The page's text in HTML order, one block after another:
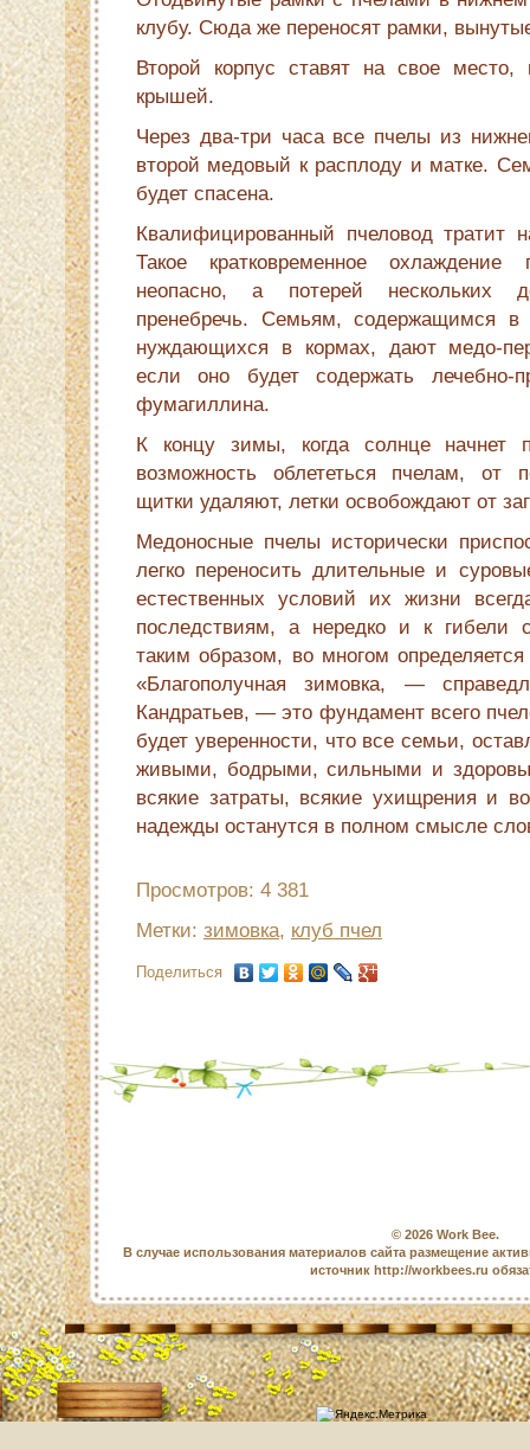
клубу. Сюда же переносят рамки,
Второй корпус ставят на свое место,
крышей.
Через два-три часа все пчелы из
второй медовый к расплоду и матке.
будет спасена.
Квалифицированный пчеловод тратит
Такое кратковременное
неопасно, а потерей нескольких
пренебречь. Семьям, содержащимся
нуждающихся в кормах, дают медо-
если оно будет содержать лечебно-
фумагиллина.
К концу зимы, когда солнце начнет
возможность облететься пчелам, от
щитки удаляют, летки освобождают от
Медоносные пчелы исторически
легко переносить длительные и
естественных условий их жизни
последствиям, а нередко и к гибели
таким образом, во многом
«Благополучная зимовка, —
Кандратьев, — это фундамент всего
будет уверенности, что все семьи,
живыми, бодрыми, сильными и
всякие затраты, всякие ухищрения и
надежды останутся в полном смысле
Просмотров: 4 381
Метки: зимовка, клуб пчел
Поделиться
© 2026 Work Bee.
В случае использования материалов сайта размещение
источник http://workbees.ru